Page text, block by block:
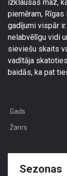
izklausās maz,
piemēram,
gadījumi vispār
nelabvēlīgu vidi
sieviešu skaits
vadītāja
baidās, ka pat
Gads
Žanrs
Sezonas